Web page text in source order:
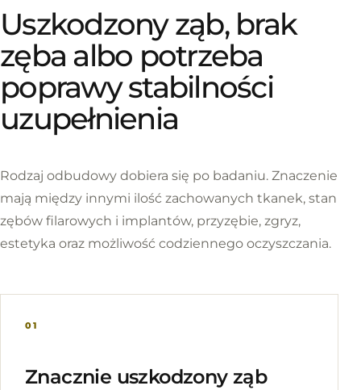
Uszkodzony ząb, brak
zęba albo potrzeba
poprawy stabilności
uzupełnienia
Rodzaj odbudowy dobiera się po badaniu. Znaczenie
mają między innymi ilość zachowanych tkanek, stan
zębów filarowych i implantów, przyzębie, zgryz,
estetyka oraz możliwość codziennego oczyszczania.
01
Znacznie uszkodzony ząb